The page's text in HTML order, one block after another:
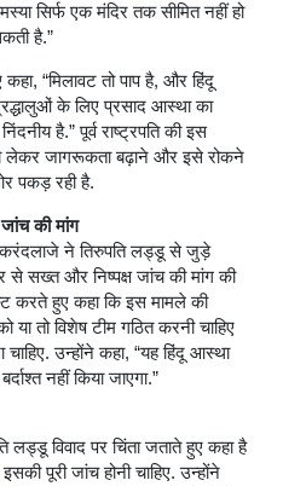
सिर्फ एक मंदिर तक सीमित नहीं हो
है.”
कहा, “मिलावट तो पाप है, और हिंदू
के लिए प्रसाद आस्था का
है.” पूर्व राष्ट्रपति की इस
लेकर जागरूकता बढ़ाने और इसे रोकने
पकड़ रही है.
की मांग
करंदलाजे ने तिरुपति लड्डू से जुड़े
सख्त और निष्पक्ष जांच की मांग की
करते हुए कहा कि इस मामले की
तो विशेष टीम गठित करनी चाहिए
उन्होंने कहा, “यह हिंदू आस्था
नहीं किया जाएगा.”
लड्डू विवाद पर चिंता जताते हुए कहा है
पूरी जांच होनी चाहिए. उन्होंने